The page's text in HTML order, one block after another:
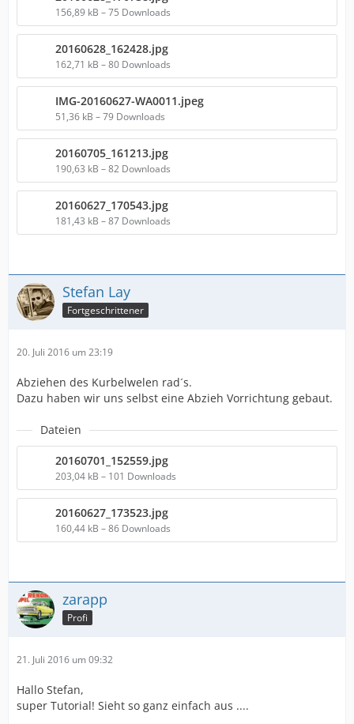
156,89 kB – 75 Downloads
20160628_162428.jpg
162,71 kB – 80 Downloads
IMG-20160627-WA0011.jpeg
51,36 kB – 79 Downloads
20160705_161213.jpg
190,63 kB – 82 Downloads
20160627_170543.jpg
181,43 kB – 87 Downloads
Stefan Lay
Fortgeschrittener
20. Juli 2016 um 23:19
Abziehen des Kurbelwelen rad´s.
Dazu haben wir uns selbst eine Abzieh Vorrichtung gebaut.
Dateien
20160701_152559.jpg
203,04 kB – 101 Downloads
20160627_173523.jpg
160,44 kB – 86 Downloads
zarapp
Profi
21. Juli 2016 um 09:32
Hallo Stefan,
super Tutorial! Sieht so ganz einfach aus ....